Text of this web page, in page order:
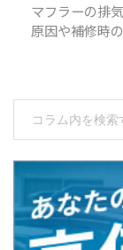
マフラーの排
原因や補修時